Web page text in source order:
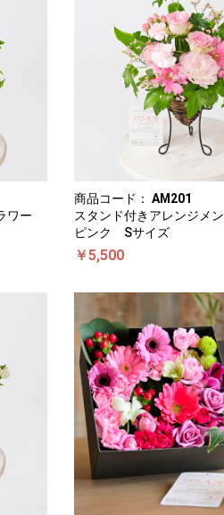
ワー
商品コード： AM201
スタンド付きアレンジメ
ピンク Sサイズ
￥5,500